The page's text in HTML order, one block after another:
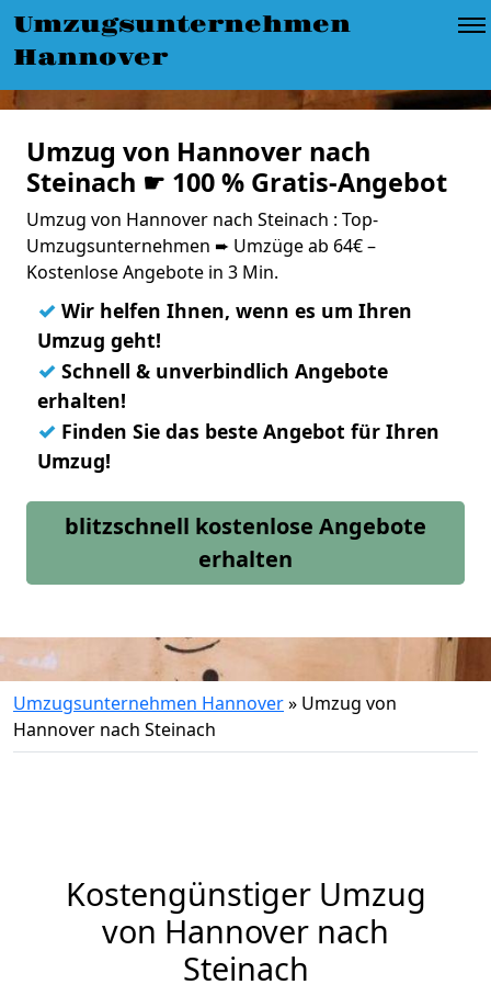
Umzugsunternehmen
Hannover
Umzug von Hannover nach
Steinach ☛ 100 % Gratis-Angebot
Umzug von Hannover nach Steinach : Top-
Umzugsunternehmen ➨ Umzüge ab 64€ –
Kostenlose Angebote in 3 Min.
✓ Wir helfen Ihnen, wenn es um Ihren
Umzug geht!
✓ Schnell & unverbindlich Angebote
erhalten!
✓ Finden Sie das beste Angebot für Ihren
Umzug!
blitzschnell kostenlose Angebote
erhalten
Umzugsunternehmen Hannover» Umzug von
Hannover nach Steinach
Kostengünstiger Umzug
von Hannover nach
Steinach